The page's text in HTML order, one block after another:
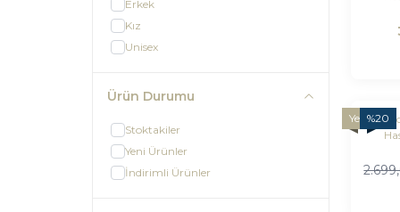
Erkek
Kız
Unisex
Ürün Durumu
Stoktakiler
Yeni Ürünler
İndirimli Ürünler
Yeni%20